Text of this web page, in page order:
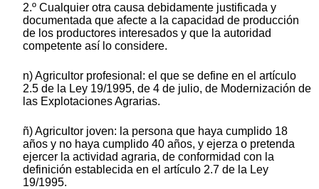
2.º Cualquier otra causa debidamente justificada y
documentada que afecte a la capacidad de producción
de los productores interesados y que la autoridad
competente así lo considere.
n) Agricultor profesional: el que se define en el artículo
2.5 de la Ley 19/1995, de 4 de julio, de Modernización de
las Explotaciones Agrarias.
ñ) Agricultor joven: la persona que haya cumplido 18
años y no haya cumplido 40 años, y ejerza o pretenda
ejercer la actividad agraria, de conformidad con la
definición establecida en el artículo 2.7 de la Ley
19/1995.